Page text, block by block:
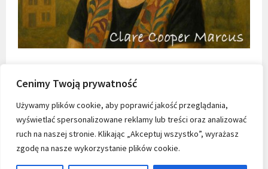
Cenimy Twoją prywatność
Używamy plików cookie, aby poprawić jakość przeglądania,
wyświetlać spersonalizowane reklamy lub treści oraz analizować
ruch na naszej stronie. Klikając „Akceptuj wszystko”, wyrażasz
zgodę na nasze wykorzystanie plików cookie.